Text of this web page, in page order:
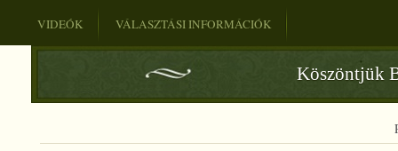
VIDEÓK VÁLASZTÁSI INFORMÁCIÓK
Köszöntjük